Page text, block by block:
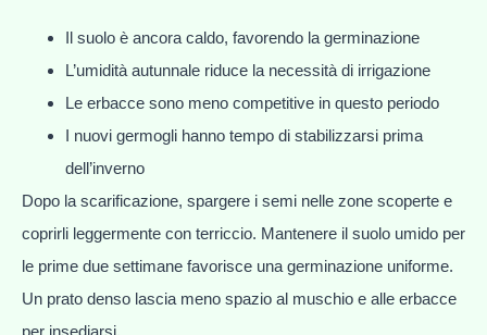
Il suolo è ancora caldo, favorendo la germinazione
L’umidità autunnale riduce la necessità di irrigazione
Le erbacce sono meno competitive in questo periodo
I nuovi germogli hanno tempo di stabilizzarsi prima
dell’inverno
Dopo la scarificazione, spargere i semi nelle zone scoperte e
coprirli leggermente con terriccio. Mantenere il suolo umido per
le prime due settimane favorisce una germinazione uniforme.
Un prato denso lascia meno spazio al muschio e alle erbacce
per insediarsi.